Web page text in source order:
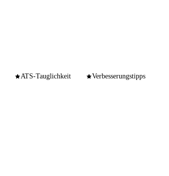
ATS-Tauglichkeit Verbesserungstipps